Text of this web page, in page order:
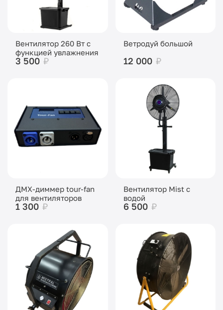
Вентилятор 260 Вт с
функцией увлажнения
3 500 ₽
Ветродуй большой
12 000 ₽
ДМХ-диммер tour-fan
для вентиляторов
1 300 ₽
Вентилятор Mist с
водой
6 500 ₽